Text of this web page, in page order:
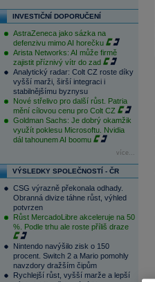
INVESTIČNÍ DOPORUČENÍ
AstraZeneca jako sázka na
defenzivu mimo AI horečku
Arista Networks: AI může firmě
zajistit příznivý vítr do zad
Analytický radar: Colt CZ roste díky
vyšší marži, širší integraci i
stabilnějšímu byznysu
Nové střelivo pro další růst. Patria
mění cílovou cenu pro Colt CZ
Goldman Sachs: Je dobrý okamžik
využít poklesu Microsoftu. Nvidia
dál tahounem AI boomu
více...
VÝSLEDKY SPOLEČNOSTÍ - ČR
CSG výrazně překonala odhady.
Obranná divize táhne růst, výhled
potvrzen
Růst MercadoLibre akceleruje na 50
%. Podle trhu ale roste příliš draze
Nintendo navýšilo zisk o 150
procent. Switch 2 a Mario pomohly
navzdory dražším čipům
Rychlejší růst, vyšší marže a lepší